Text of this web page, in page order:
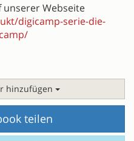
Webseite
digicamp-serie-die-
hinzufügen
teilen